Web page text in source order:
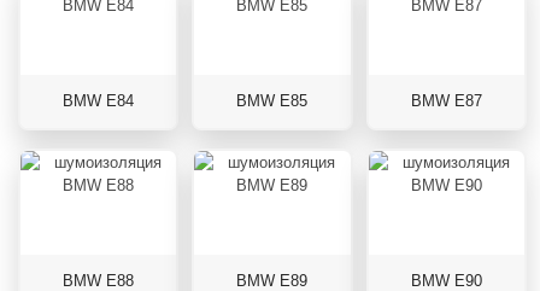
BMW E84 BMW E85 BMW E87
BMW E88 BMW E89 BMW E90